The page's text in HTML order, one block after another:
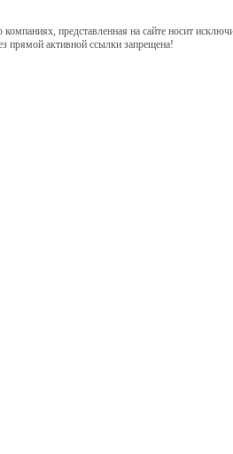
представленная на сайте носит
прямой активной ссылки запрещена!